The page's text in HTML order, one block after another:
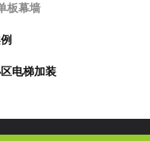
板幕墙
电梯加装